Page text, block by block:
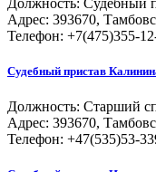
Должность: Судебный
Адрес: 393670,
Телефон: +7(475)355-
Судебный пристав
Должность: Старший
Адрес: 393670,
Телефон: +47(535)53-